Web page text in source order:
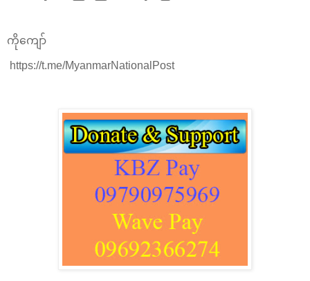
ကိုကျော်
https://t.me/MyanmarNationalPost